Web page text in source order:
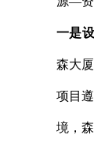
一是
森大
项目
境，